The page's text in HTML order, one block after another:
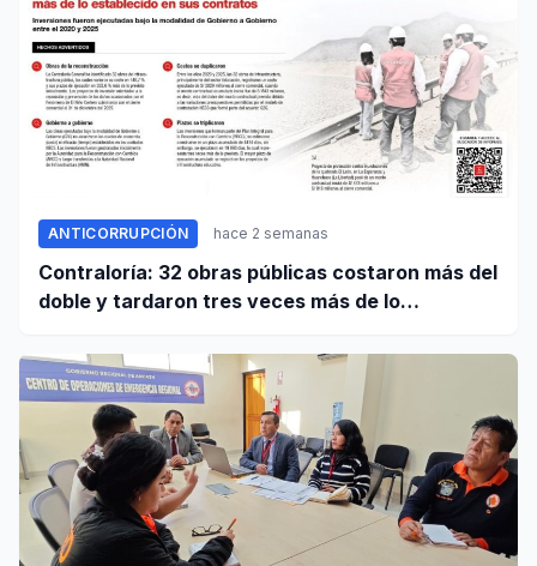
ANTICORRUPCIÓN hace 2 semanas
Contraloría: 32 obras públicas costaron más del
doble y tardaron tres veces más de lo